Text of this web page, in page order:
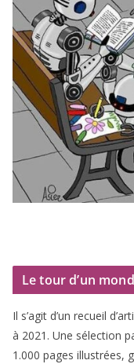
Le tour d’un
Il s’agit d’un recueil
à 2021 . Une sélec­tion
1 .000 pages illus­trées,